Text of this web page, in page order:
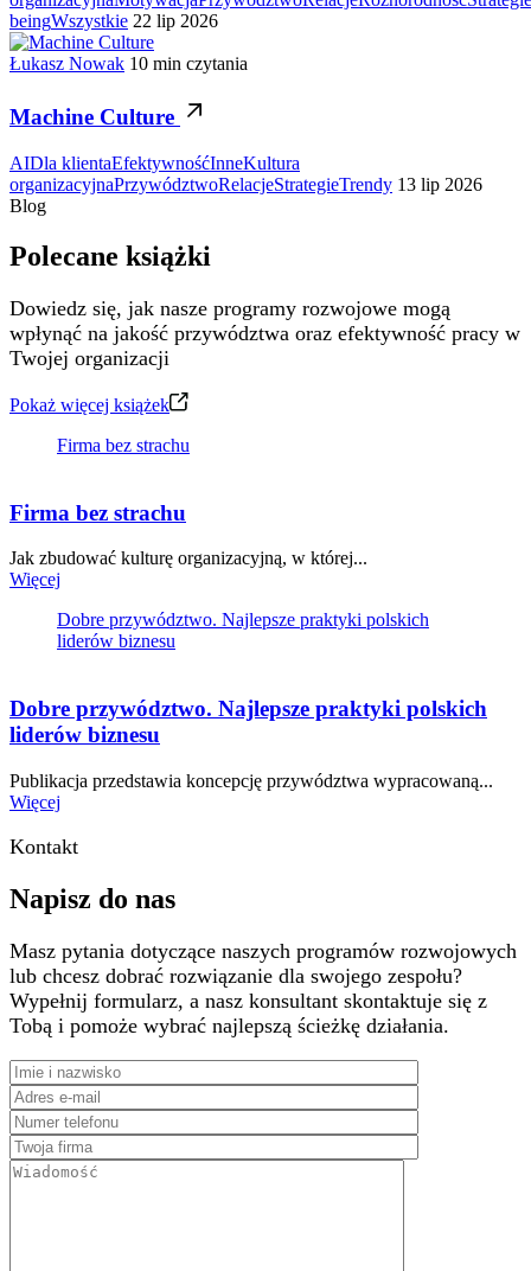
beingWszystkie 22 lip 2026
Łukasz Nowak 10 min czytania
Machine Culture
AIDla klientaEfektywnośćInneKultura
organizacyjnaPrzywództwoRelacjeStrategieTrendy 13 lip 2026
Blog
Polecane książki
Dowiedz się, jak nasze programy rozwojowe mogą
wpłynąć na jakość przywództwa oraz efektywność pracy w
Twojej organizacji
Pokaż więcej książek
Firma bez strachu
Firma bez strachu
Jak zbudować kulturę organizacyjną, w której...
Więcej
Dobre przywództwo. Najlepsze praktyki polskich
liderów biznesu
Dobre przywództwo. Najlepsze praktyki polskich
liderów biznesu
Publikacja przedstawia koncepcję przywództwa wypracowaną...
Więcej
Kontakt
Napisz do nas
Masz pytania dotyczące naszych programów rozwojowych
lub chcesz dobrać rozwiązanie dla swojego zespołu?
Wypełnij formularz, a nasz konsultant skontaktuje się z
Tobą i pomoże wybrać najlepszą ścieżkę działania.